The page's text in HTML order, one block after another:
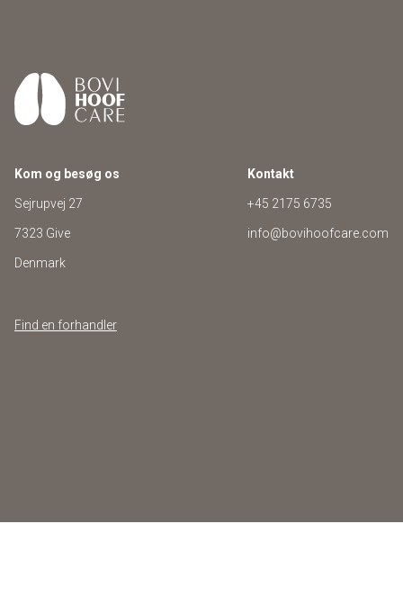
Kom og besøg os
Sejrupvej 27
7323 Give
Denmark
Kontakt
+45 2175 6735
info@bovihoofcare.com
Find en forhandler